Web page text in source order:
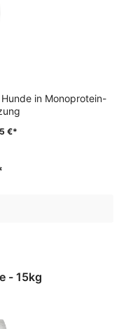
in Monoprotein-
€*
Rind und Gemüse - 15kg